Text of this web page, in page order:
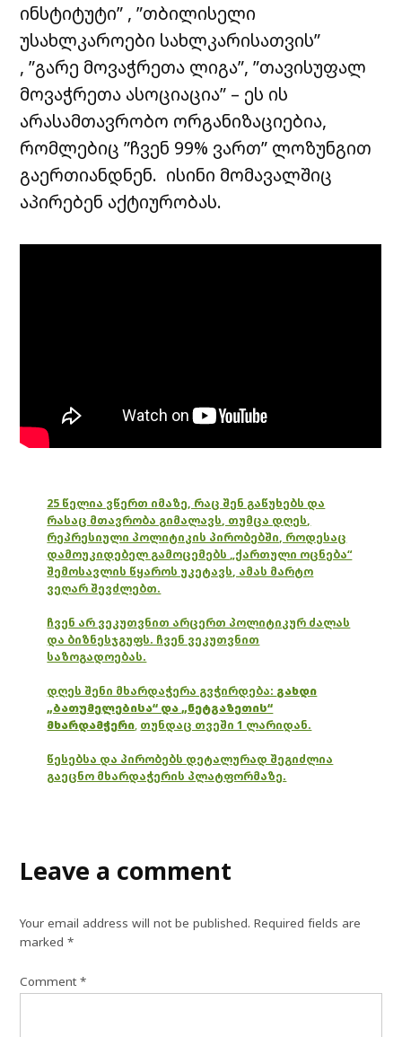
ინსტიტუტი” , ”თბილისელი
უსახლკაროები სახლკარისათვის”
, ”გარე მოვაჭრეთა ლიგა”, ”თავისუფალ
მოვაჭრეთა ასოციაცია” – ეს ის
არასამთავრობო ორგანიზაციებია,
რომლებიც ”ჩვენ 99% ვართ” ლოზუნგით
გაერთიანდნენ. ისინი მომავალშიც
აპირებენ აქტიურობას.
25 წელია ვწერთ იმაზე, რაც შენ გაწუხებს და
რასაც მთავრობა გიმალავს, თუმცა დღეს,
რეპრესიული პოლიტიკის პირობებში, როდესაც
დამოუკიდებელ გამოცემებს „ქართული ოცნება“
შემოსავლის წყაროს უკეტავს, ამას მარტო
ვეღარ შევძლებთ.
ჩვენ არ ვეკუთვნით არცერთ პოლიტიკურ ძალას
და ბიზნესჯგუფს. ჩვენ ვეკუთვნით
საზოგადოებას.
დღეს შენი მხარდაჭერა გვჭირდება: გახდი
„ბათუმელებისა“ და „ნეტგაზეთის“
მხარდამჭერი, თუნდაც თვეში 1 ლარიდან.
წესებსა და პირობებს დეტალურად შეგიძლია
გაეცნო მხარდაჭერის პლატფორმაზე.
Leave a comment
Your email address will not be published. Required fields are
marked*
Comment*